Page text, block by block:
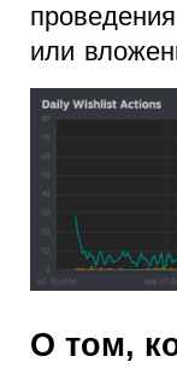
или
О том,